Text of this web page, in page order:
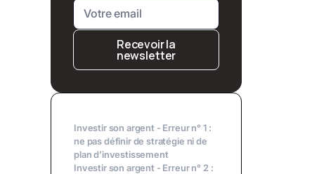
Recevoir la
newsletter
Investir son argent - Erreur n° 1 :
ne pas définir de stratégie ni de
plan d’investissement
Investir son argent - Erreur n° 2 :